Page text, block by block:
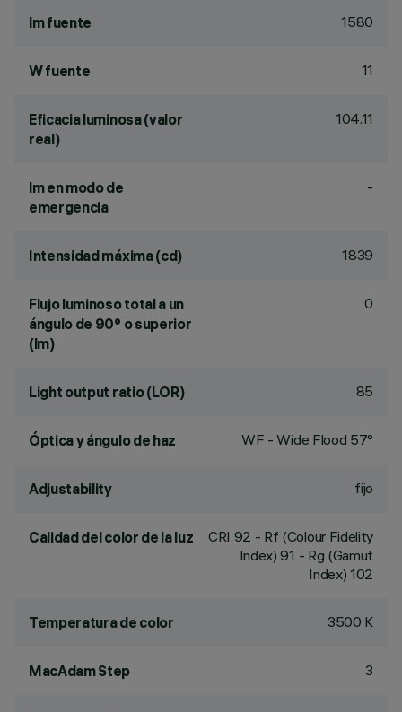
lm fuente 1580
W fuente 11
Eficacia luminosa (valor
real)
104.11
lm en modo de
emergencia
-
Intensidad máxima (cd) 1839
Flujo luminoso total a un
ángulo de 90° o superior
(lm)
0
Light output ratio (LOR) 85
Óptica y ángulo de haz WF - Wide Flood 57°
Adjustability fijo
Calidad del color de la luz CRI 92 - Rf (Colour Fidelity
Index) 91 - Rg (Gamut
Index) 102
Temperatura de color 3500 K
MacAdam Step 3